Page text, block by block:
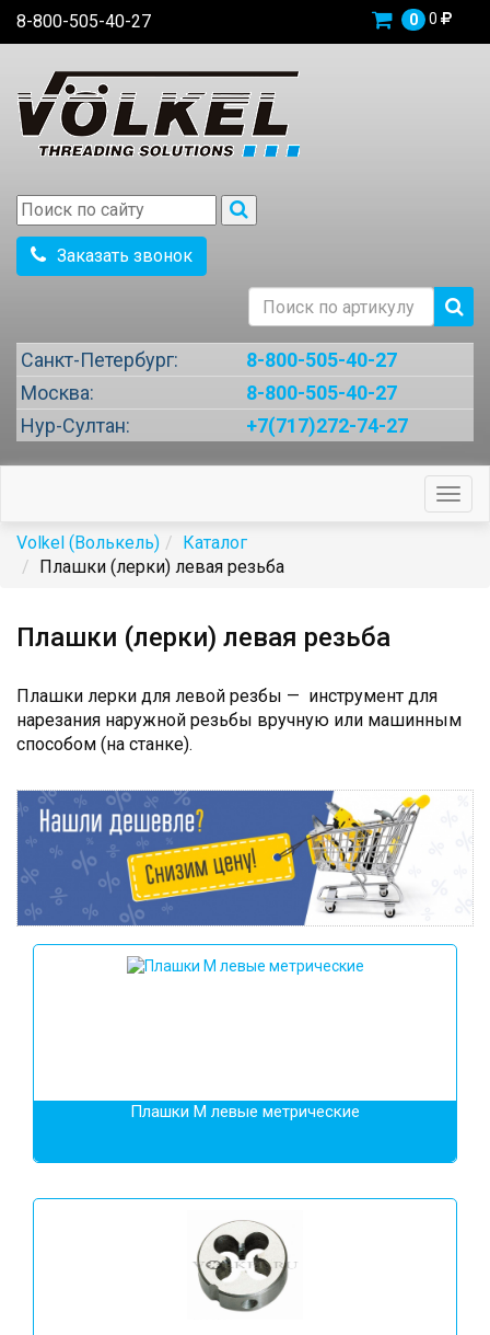
8-800-505-40-27 0 0
Заказать звонок
Санкт-Петербург:
8-800-505-40-27
Москва:
8-800-505-40-27
Нур-Султан:
+7(717)272-74-27
Volkel (Волькель)
Каталог
Плашки (лерки) левая резьба
Плашки (лерки) левая резьба
Плашки лерки для левой резбы — инструмент для
нарезания наружной резьбы вручную или машинным
способом (на станке).
Плашки М левые метрические